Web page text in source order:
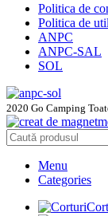
Politica de
Politica de
ANPC
ANPC-SAL
SOL
2020 Go Camping
Menu
Categories